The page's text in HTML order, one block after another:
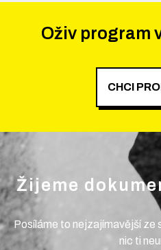
Oživ program
CHCI
Žijeme
Posíláme to nejzajímavější ze
nic ti